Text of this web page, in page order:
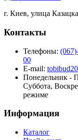
г. Киев, улица
Контакты
Телефоны:
00
E-mail:
Понедельник -
Суббота,
режиме
Информация
Каталог